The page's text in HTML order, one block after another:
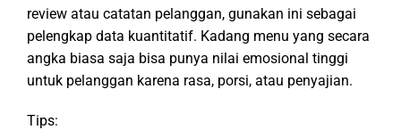
review atau catatan pelanggan, gunakan ini sebagai
pelengkap data kuantitatif. Kadang menu yang secara
angka biasa saja bisa punya nilai emosional tinggi
untuk pelanggan karena rasa, porsi, atau penyajian.
Tips: